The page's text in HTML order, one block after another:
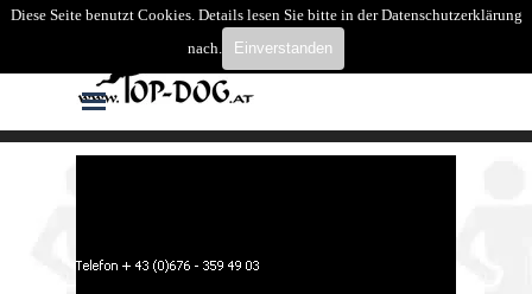
Diese Seite benutzt Cookies. Details lesen Sie bitte in der Datenschutzerklärung
nach.
Einverstanden
Direkt zum Seiteninhalt
Menü überspringen
Suchen